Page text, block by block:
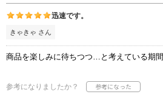
迅速です。
きゃきゃ さん
商品を楽しみに待ちつつ…と考えている期間
参考になりましたか？